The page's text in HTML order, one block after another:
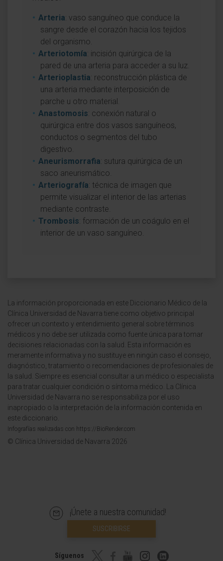
Arteria: vaso sanguíneo que conduce la
sangre desde el corazón hacia los tejidos
del organismo.
Arteriotomía: incisión quirúrgica de la
pared de una arteria para acceder a su luz.
Arterioplastia: reconstrucción plástica de
una arteria mediante interposición de
parche u otro material.
Anastomosis: conexión natural o
quirúrgica entre dos vasos sanguíneos,
conductos o segmentos del tubo
digestivo.
Aneurismorrafia: sutura quirúrgica de un
saco aneurismático.
Arteriografía: técnica de imagen que
permite visualizar el interior de las arterias
mediante contraste.
Trombosis: formación de un coágulo en el
interior de un vaso sanguíneo.
La información proporcionada en este Diccionario Médico de la
Clínica Universidad de Navarra tiene como objetivo principal
ofrecer un contexto y entendimiento general sobre términos
médicos y no debe ser utilizada como fuente única para tomar
decisiones relacionadas con la salud. Esta información es
meramente informativa y no sustituye en ningún caso el consejo,
diagnóstico, tratamiento o recomendaciones de profesionales de
la salud. Siempre es esencial consultar a un médico o especialista
para tratar cualquier condición o síntoma médico. La Clínica
Universidad de Navarra no se responsabiliza por el uso
inapropiado o la interpretación de la información contenida en
este diccionario.
Infografías realizadas con https://BioRender.com
© Clínica Universidad de Navarra 2026
¡Únete a nuestra comunidad!
SUSCRIBIRSE
Síguenos